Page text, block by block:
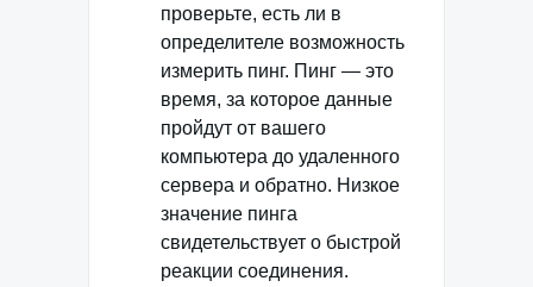
проверьте, есть ли в
определителе возможность
измерить пинг. Пинг — это
время, за которое данные
пройдут от вашего
компьютера до удаленного
сервера и обратно. Низкое
значение пинга
свидетельствует о быстрой
реакции соединения.